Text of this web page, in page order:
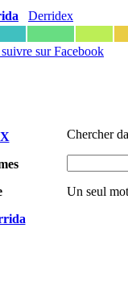
Derridex
suivre sur Facebook
Chercher
Un seul